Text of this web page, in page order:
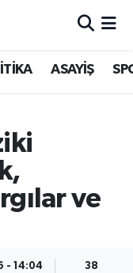
ASAYİŞ
ve
- 14:04 38